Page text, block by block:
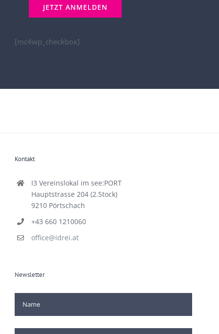
Hauptstrasse 204 (2.Stock)
9210 Pörtschach
+43 660 1210060
office@idrei.at